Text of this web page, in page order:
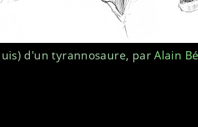
d'un tyrannosaure, parAlain